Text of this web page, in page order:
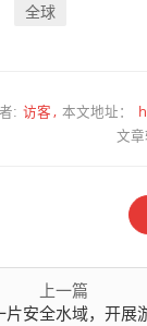
全球
: 访客 本文地址：
文
上一篇
安全水域，开展